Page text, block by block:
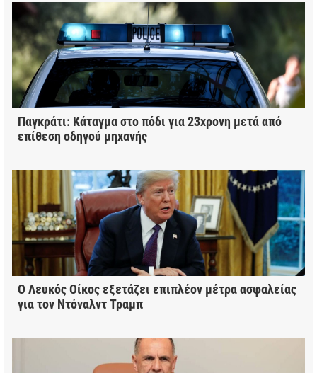
Παγκράτι: Κάταγμα στο πόδι για 23χρονη μετά από
επίθεση οδηγού μηχανής
Ο Λευκός Οίκος εξετάζει επιπλέον μέτρα ασφαλείας
για τον Ντόναλντ Τραμπ